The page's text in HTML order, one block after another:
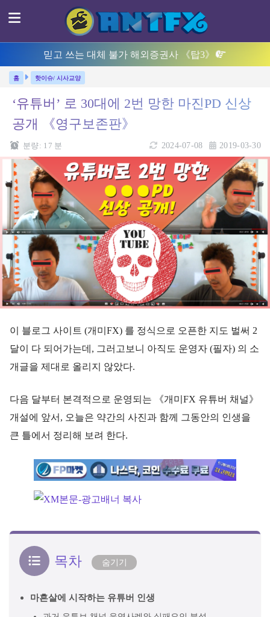
믿고 쓰는 대체 불가 해외증권사 《탑3》
핫이슈/ 시사교양
‘유튜버’ 로 30대에 2번 망한 마진PD 신상
공개 《영구보존판》
2019-03-30
2024-07-08
분량: 17 분
이 블로그 사이트 (개미FX) 를 정식으로 오픈한 지도 벌써 2
달이 다 되어가는데, 그러고보니 아직도 운영자 (필자) 의 소
개글을 제대로 올리지 않았다.
다음 달부터 본격적으로 운영되는 《개미FX 유튜버 채널》
개설에 앞서, 오늘은 약간의 사진과 함께 그동안의 인생을
큰 틀에서 정리해 보려 한다.
목차 숨기기
마흔살에 시작하는 유튜버 인생